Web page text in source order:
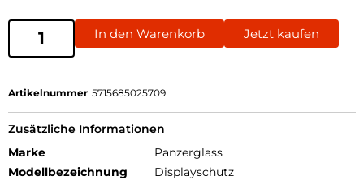
In den Warenkorb Jetzt kaufen
Artikelnummer 5715685025709
Zusätzliche Informationen
Marke
Panzerglass
Modellbezeichnung
Displayschutz